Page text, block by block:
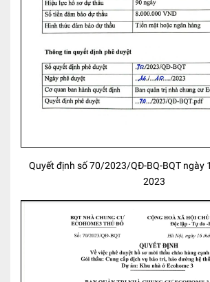
Quyết định số 70/2023/QĐ-BQ-BQT ngày
2023